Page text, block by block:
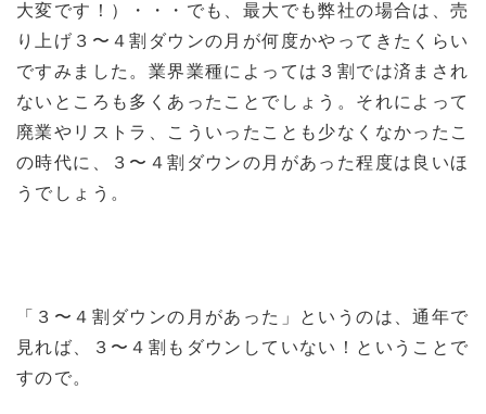
大変です！）・・・でも、最大でも弊社の場合は、売
り上げ３〜４割ダウンの月が何度かやってきたくらい
ですみました。業界業種によっては３割では済まされ
ないところも多くあったことでしょう。それによって
廃業やリストラ、こういったことも少なくなかったこ
の時代に、３〜４割ダウンの月があった程度は良いほ
うでしょう。
「３〜４割ダウンの月があった」というのは、通年で
見れば、３〜４割もダウンしていない！ということで
すので。